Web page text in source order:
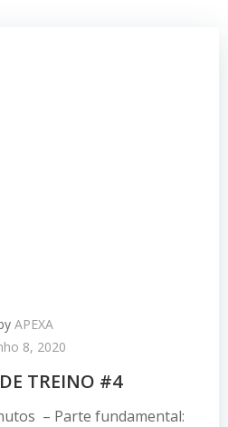
APEXA
8, 2020
TREINO #4
– Parte fundamental: